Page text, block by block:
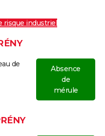
risque industriel
de
Absence
de
mérule